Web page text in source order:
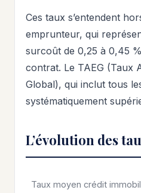
Ces taux s’entendent
emprunteur, qui
surcoût de 0,25 à 0,45
contrat. Le TAEG (Taux
Global), qui inclut tous
systématiquement
L’évolution des
Taux moyen crédit